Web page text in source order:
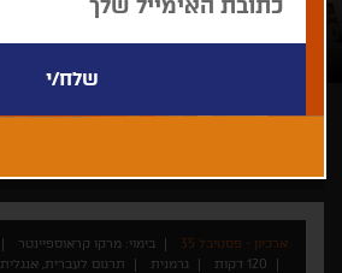
ארכיון - פסטיבל 35 בימוי: מרקו קראוספיינטר
120 דקות
גרמנית תרגום לעברית, אנגלית